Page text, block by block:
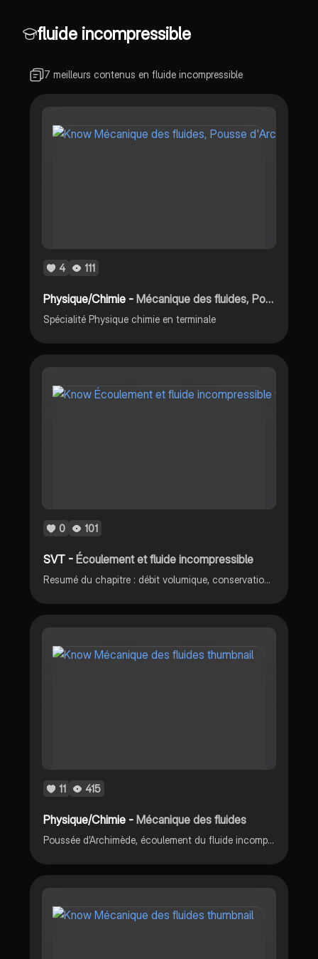
fluide incompressible
7 meilleurs contenus en fluide incompressible
4 111
Physique/Chimie -Mécanique des fluides, Pousse d'Archimède
Spécialité Physique chimie en terminale
0 101
SVT -Écoulement et fluide incompressible
Resumé du chapitre : débit volumique, conservation du débit volumique, poussée d’Archimède, relation de Bernoulli
11 415
Physique/Chimie -Mécanique des fluides
Poussée d’Archimède, écoulement du fluide incompressible en régime permanent, débit volumique, relation de Bernoulli, effet Venturi